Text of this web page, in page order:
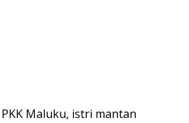
Maluku, istri mantan